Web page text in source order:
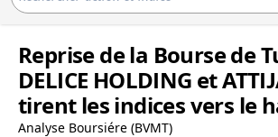
Reprise de la Bourse de
DELICE HOLDING et
tirent les indices vers le
Analyse Boursiére (BVMT)